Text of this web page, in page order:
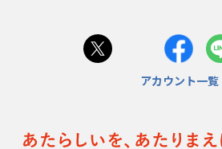
アカウント一覧